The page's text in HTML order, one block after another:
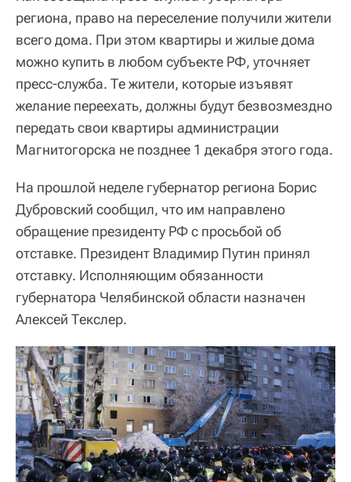
региона, право на переселение получили жители
всего дома. При этом квартиры и жилые дома
можно купить в любом субъекте РФ, уточняет
пресс-служба. Те жители, которые изъявят
желание переехать, должны будут безвозмездно
передать свои квартиры администрации
Магнитогорска не позднее 1 декабря этого года.
На прошлой неделе губернатор региона Борис
Дубровский сообщил, что им направлено
обращение президенту РФ с просьбой об
отставке. Президент Владимир Путин принял
отставку. Исполняющим обязанности
губернатора Челябинской области назначен
Алексей Текслер.